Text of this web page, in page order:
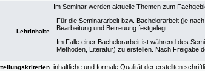
Lehrinhalte
Im Seminar werden aktuelle Themen zum
Für die Seminararbeit bzw. Bachelorarbeit (je
Bearbeitung und Betreuung festgelegt.
Im Falle einer Bachelorarbeit ist während des
Methoden, Literatur) zu erstellen. Nach Freigabe
inhaltliche und formale Qualität der erstellten